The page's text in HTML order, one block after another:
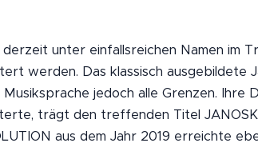
unter einfallsreichen Namen im
werden. Das klassisch ausgebildete
jedoch alle Grenzen. Ihre
trägt den treffenden Titel
aus dem Jahr 2019 erreichte